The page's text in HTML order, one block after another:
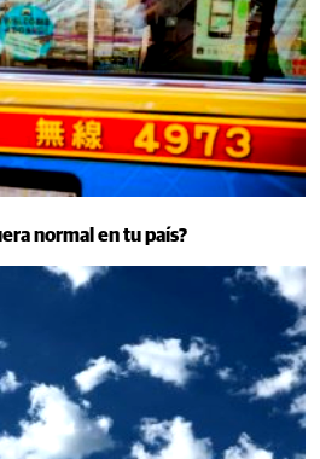
normal en tu país?